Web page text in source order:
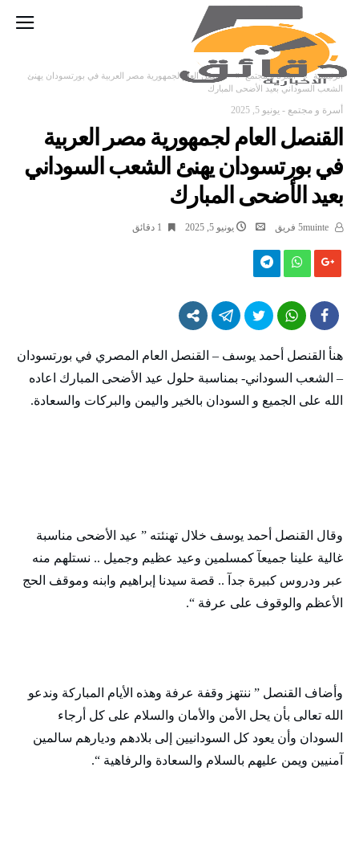
‫الرئيسية‬ أسرة و مجتمع
القنصل العام لجمهورية مصر العربية في بورتسودان يهنئ
الشعب السوداني بعيد الأضحى المبارك
أسرة و مجتمع - يونيو 5, 2025
القنصل العام لجمهورية مصر العربية
في بورتسودان يهنئ الشعب السوداني
بعيد الأضحى المبارك
يونيو 5, 2025 1 ‫دقائق‬
هنأ القنصل أحمد يوسف – القنصل العام المصري في بورتسودان
– الشعب السوداني- بمناسبة حلول عيد الأضحى المبارك اعاده
الله على الجميع و السودان بالخير واليمن والبركات والسعادة.
وقال القنصل أحمد يوسف خلال تهنئته ” عيد الأضحى مناسبة
غالية علينا جميعآ كمسلمين وعيد عظيم وجميل .. نستلهم منه
عبر ودروس كبيرة جدآ .. قصة سيدنا إبراهيم وابنه وموقف الحج
الأعظم والوقوف على عرفة “.
وأضاف القنصل ” ننتهز وقفة عرفة وهذه الأيام المباركة وندعو
الله تعالى بأن يحل الأمن والأمان والسلام على كل أرجاء
السودان وأن يعود كل السودانيين إلى بلادهم وديارهم سالمين
آمنيين ويمن عليهم بالسلام والسعادة والرفاهية “.